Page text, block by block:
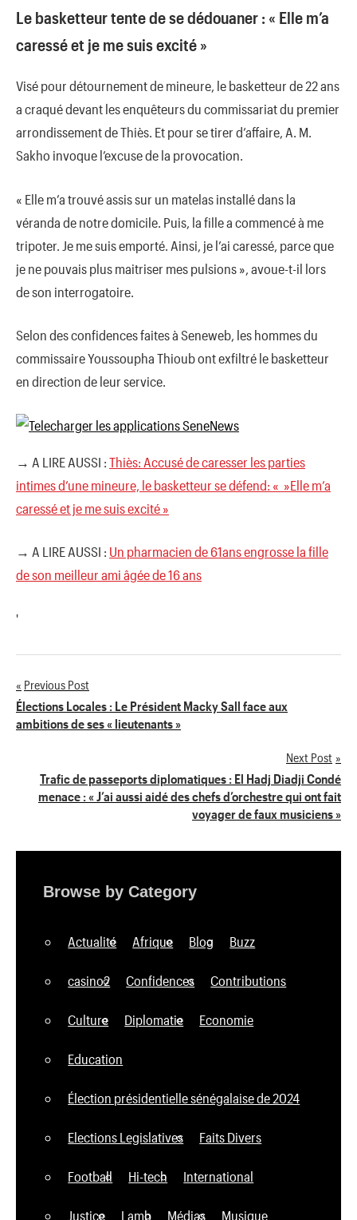
Le basketteur tente de se dédouaner : « Elle m’a
caressé et je me suis excité »
Visé pour détournement de mineure, le basketteur de 22 ans
a craqué devant les enquêteurs du commissariat du premier
arrondissement de Thiès. Et pour se tirer d’affaire, A. M.
Sakho invoque l’excuse de la provocation.
« Elle m’a trouvé assis sur un matelas installé dans la
véranda de notre domicile. Puis, la fille a commencé à me
tripoter. Je me suis emporté. Ainsi, je l’ai caressé, parce que
je ne pouvais plus maitriser mes pulsions », avoue-t-il lors
de son interrogatoire.
Selon des confidences faites à Seneweb, les hommes du
commissaire Youssoupha Thioub ont exfiltré le basketteur
en direction de leur service.
→ A LIRE AUSSI : Thiès: Accusé de caresser les parties
intimes d’une mineure, le basketteur se défend: « »Elle m’a
caressé et je me suis excité »
→ A LIRE AUSSI : Un pharmacien de 61ans engrosse la fille
de son meilleur ami âgée de 16 ans
'
Navigation
de
Previous Post
Élections Locales : Le Président Macky Sall face aux
ambitions de ses « lieutenants »
Next Post
Trafic de passeports diplomatiques : El Hadj Diadji Condé
menace : « J’ai aussi aidé des chefs d’orchestre qui ont fait
voyager de faux musiciens »
Browse by Category
Actualité Afrique Blog Buzz
casino2 Confidences Contributions
Culture Diplomatie Economie
Education
Élection présidentielle sénégalaise de 2024
Elections Legislatives Faits Divers
Football Hi-tech International
Justice Lamb Médias Musique